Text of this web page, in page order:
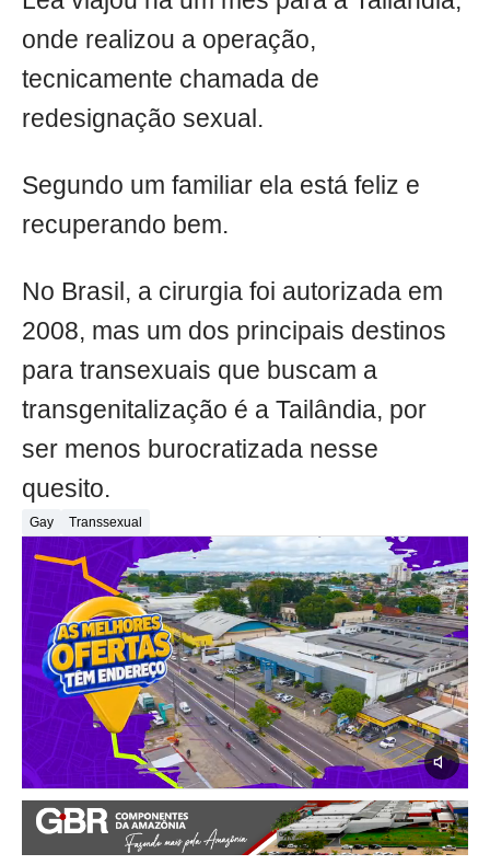
onde realizou a operação,
tecnicamente chamada de
redesignação sexual.
Segundo um familiar ela está feliz e
recuperando bem.
No Brasil, a cirurgia foi autorizada em
2008, mas um dos principais destinos
para transexuais que buscam a
transgenitalização é a Tailândia, por
ser menos burocratizada nesse
quesito.
Gay Transsexual